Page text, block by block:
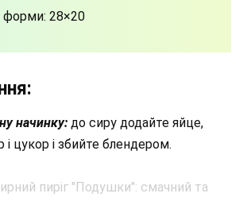
форми: 28×20
начинку: до сиру додайте яйце,
і цукор і збийте блендером.